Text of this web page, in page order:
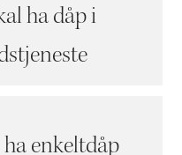
ha dåp i
enkeltdåp